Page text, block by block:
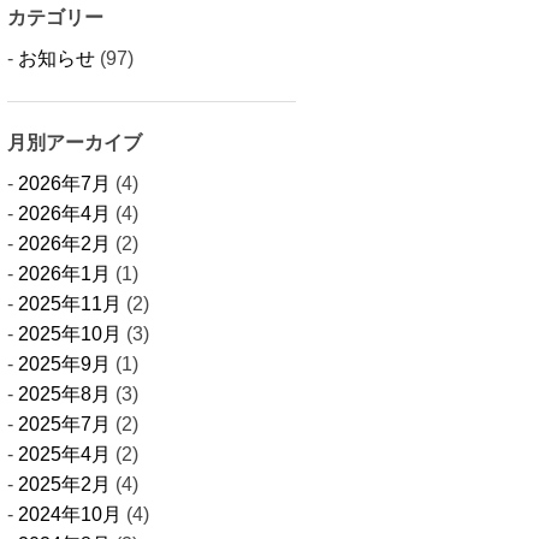
カテゴリー
お知らせ (97)
月別アーカイブ
2026年7月 (4)
2026年4月 (4)
2026年2月 (2)
2026年1月 (1)
2025年11月 (2)
2025年10月 (3)
2025年9月 (1)
2025年8月 (3)
2025年7月 (2)
2025年4月 (2)
2025年2月 (4)
2024年10月 (4)